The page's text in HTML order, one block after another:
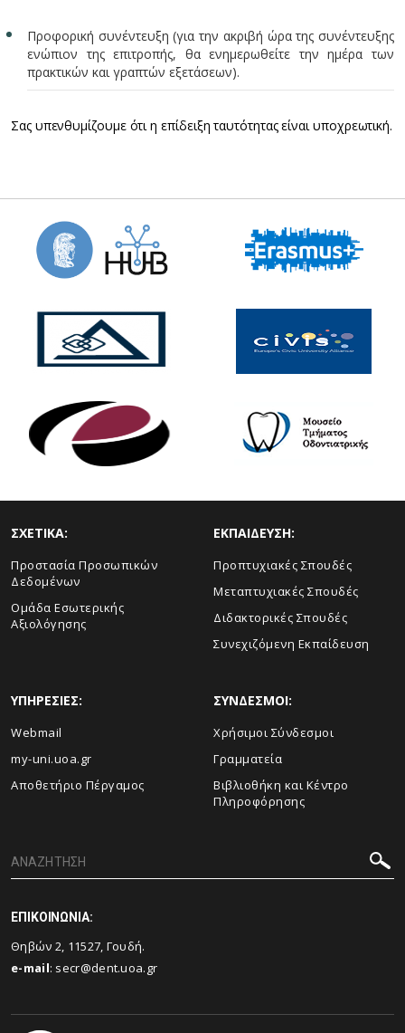
Προφορική συνέντευξη (για την ακριβή ώρα της συνέντευξης
ενώπιον της επιτροπής, θα ενημερωθείτε την ημέρα των
πρακτικών και γραπτών εξετάσεων).
Σας υπενθυμίζουμε ότι η επίδειξη ταυτότητας είναι υποχρεωτική.
ΣΧΕΤΙΚΑ:
Προστασία Προσωπικών
Δεδομένων
Ομάδα Εσωτερικής
Αξιολόγησης
ΕΚΠΑΙΔΕΥΣΗ:
Προπτυχιακές Σπουδές
Μεταπτυχιακές Σπουδές
Διδακτορικές Σπουδές
Συνεχιζόμενη Εκπαίδευση
ΥΠΗΡΕΣΙΕΣ:
Webmail
my-uni.uoa.gr
Αποθετήριο Πέργαμος
ΣΥΝΔΕΣΜΟΙ:
Χρήσιμοι Σύνδεσμοι
Γραμματεία
Βιβλιοθήκη και Κέντρο
Πληροφόρησης
ΕΠΙΚΟΙΝΩΝΙΑ:
Θηβών 2, 11527, Γουδή.
e-mail: secr@dent.uoa.gr